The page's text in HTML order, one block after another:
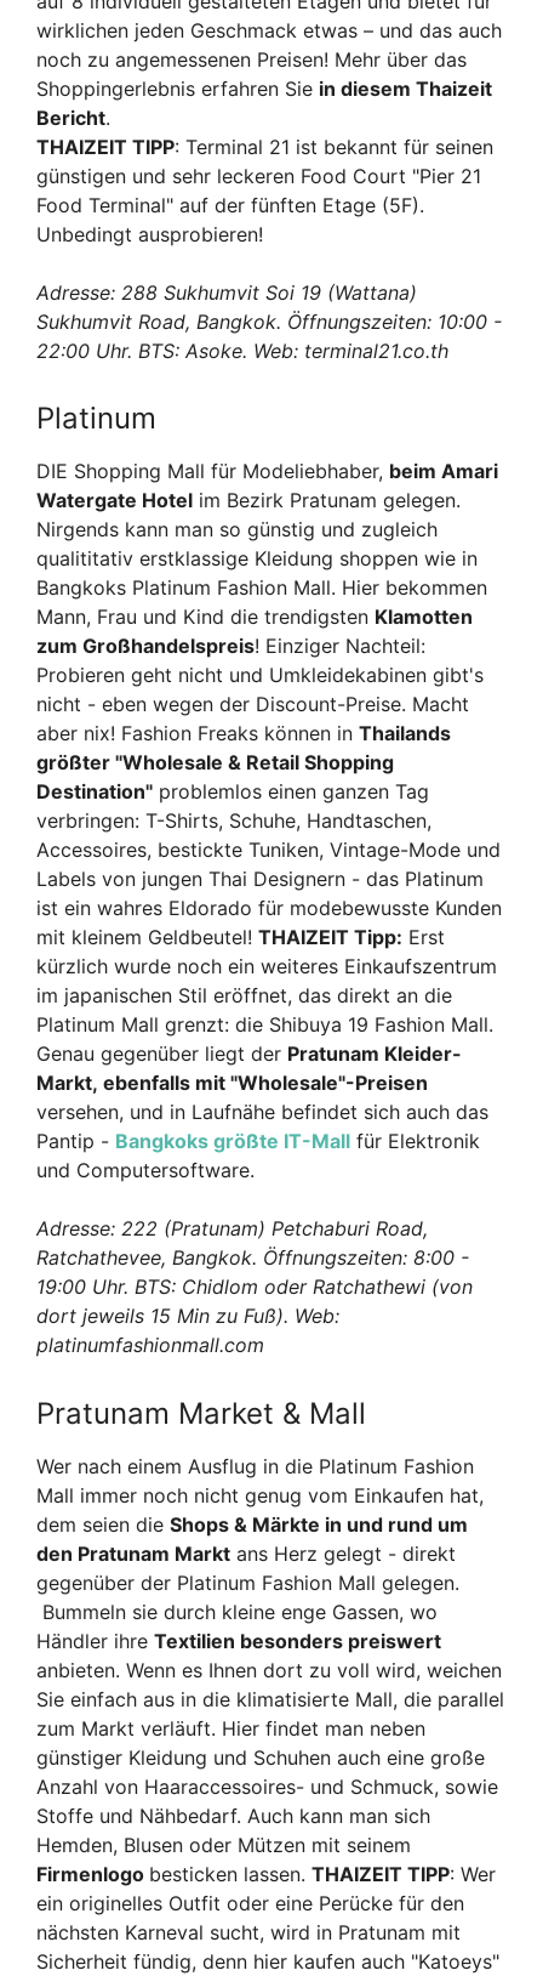
wirklichen jeden Geschmack etwas – und das auch
noch zu angemessenen Preisen! Mehr über das
Shoppingerlebnis erfahren Sie in diesem Thaizeit
Bericht.
THAIZEIT TIPP: Terminal 21 ist bekannt für seinen
günstigen und sehr leckeren Food Court "Pier 21
Food Terminal" auf der fünften Etage (5F).
Unbedingt ausprobieren!
Adresse: 288 Sukhumvit Soi 19 (Wattana)
Sukhumvit Road, Bangkok. Öffnungszeiten: 10:00 -
22:00 Uhr. BTS: Asoke. Web: terminal21.co.th
Platinum
DIE Shopping Mall für Modeliebhaber, beim Amari
Watergate Hotel im Bezirk Pratunam gelegen.
Nirgends kann man so günstig und zugleich
qualititativ erstklassige Kleidung shoppen wie in
Bangkoks Platinum Fashion Mall. Hier bekommen
Mann, Frau und Kind die trendigsten Klamotten
zum Großhandelspreis! Einziger Nachteil:
Probieren geht nicht und Umkleidekabinen gibt's
nicht - eben wegen der Discount-Preise. Macht
aber nix! Fashion Freaks können in Thailands
größter "Wholesale & Retail Shopping
Destination" problemlos einen ganzen Tag
verbringen: T-Shirts, Schuhe, Handtaschen,
Accessoires, bestickte Tuniken, Vintage-Mode und
Labels von jungen Thai Designern - das Platinum
ist ein wahres Eldorado für modebewusste Kunden
mit kleinem Geldbeutel! THAIZEIT Tipp: Erst
kürzlich wurde noch ein weiteres Einkaufszentrum
im japanischen Stil eröffnet, das direkt an die
Platinum Mall grenzt: die Shibuya 19 Fashion Mall.
Genau gegenüber liegt der Pratunam Kleider-
Markt, ebenfalls mit "Wholesale"-Preisen
versehen, und in Laufnähe befindet sich auch das
Pantip - Bangkoks größte IT-Mall für Elektronik
und Computersoftware.
Adresse: 222 (Pratunam) Petchaburi Road,
Ratchathevee, Bangkok. Öffnungszeiten: 8:00 -
19:00 Uhr. BTS: Chidlom oder Ratchathewi (von
dort jeweils 15 Min zu Fuß). Web:
platinumfashionmall.com
Pratunam Market & Mall
Wer nach einem Ausflug in die Platinum Fashion
Mall immer noch nicht genug vom Einkaufen hat,
dem seien die Shops & Märkte in und rund um
den Pratunam Markt ans Herz gelegt - direkt
gegenüber der Platinum Fashion Mall gelegen.
Bummeln sie durch kleine enge Gassen, wo
Händler ihre Textilien besonders preiswert
anbieten. Wenn es Ihnen dort zu voll wird, weichen
Sie einfach aus in die klimatisierte Mall, die parallel
zum Markt verläuft. Hier findet man neben
günstiger Kleidung und Schuhen auch eine große
Anzahl von Haaraccessoires- und Schmuck, sowie
Stoffe und Nähbedarf. Auch kann man sich
Hemden, Blusen oder Mützen mit seinem
Firmenlogo besticken lassen. THAIZEIT TIPP: Wer
ein originelles Outfit oder eine Perücke für den
nächsten Karneval sucht, wird in Pratunam mit
Sicherheit fündig, denn hier kaufen auch "Katoeys"